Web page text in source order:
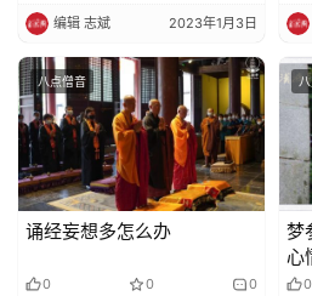
编辑 志斌 2023年1月3日
八点僧音
诵经妄想多怎么办
0 0 0
梦
心
有了
0